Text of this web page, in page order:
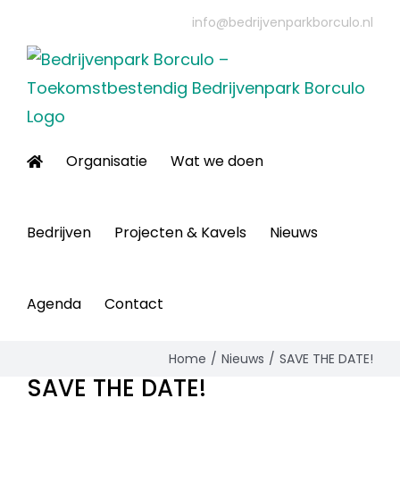
naar
inhoud
info@bedrijvenparkborculo.nl
Organisatie Wat we doen
Bedrijven Projecten & Kavels Nieuws
Agenda Contact
Home Nieuws SAVE THE DATE!
SAVE THE DATE!